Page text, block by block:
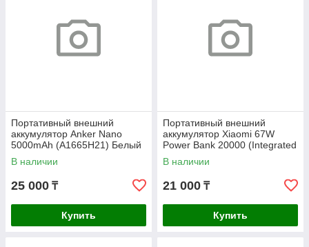
Портативный внешний
аккумулятор Anker Nano
5000mAh (A1665H21) Белый
В наличии
25 000 ₸
Купить
Портативный внешний
аккумулятор Xiaomi 67W
Power Bank 20000 (Integrated
Cable) Tan
В наличии
21 000 ₸
Купить